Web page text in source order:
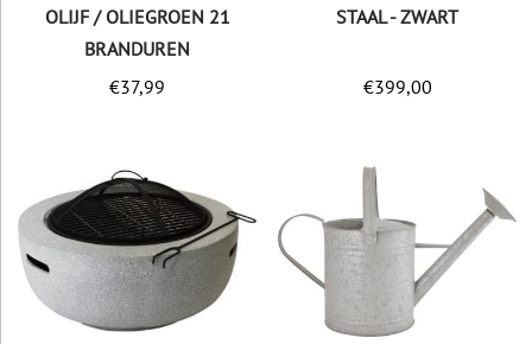
OLIJF / OLIEGROEN 21
BRANDUREN
€37,99
STAAL - ZWART
€399,00